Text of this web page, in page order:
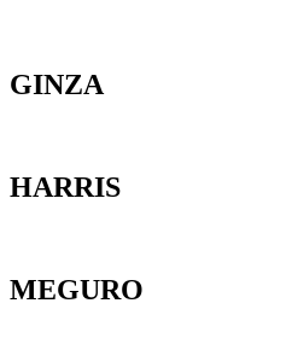
GINZA
HARRIS
MEGURO